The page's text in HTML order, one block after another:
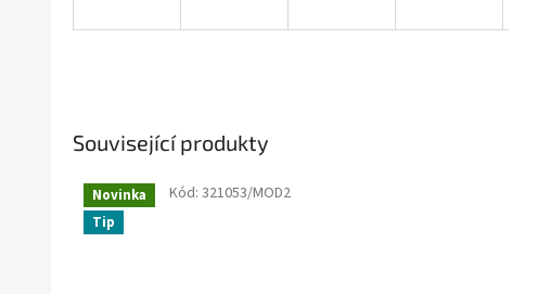
Související produkty
Novinka
Tip
Kód: 321053/MOD2